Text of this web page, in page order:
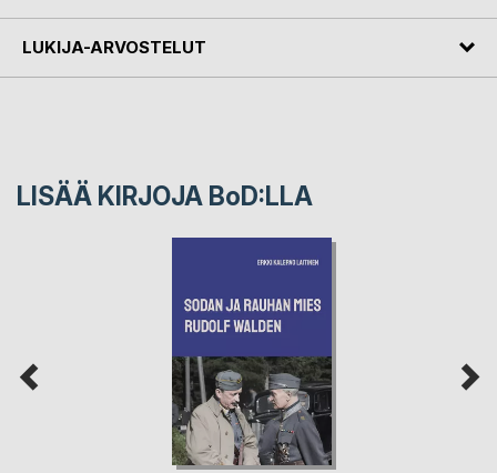
LUKIJA-ARVOSTELUT
LISÄÄ KIRJOJA BoD:LLA